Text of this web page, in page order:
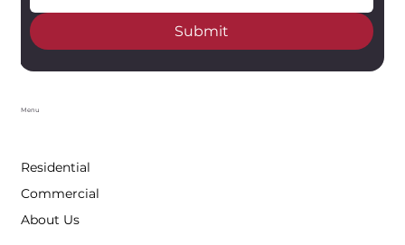
Submit
Menu
Residential
Commercial
About Us